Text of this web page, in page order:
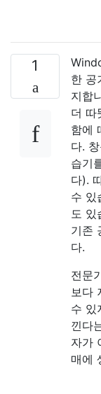
1
한 공
지합
더 따
함에
다.
습기
다).
수 있
도
기존
다.
전문
보다
수 있
낀다
자가
매에